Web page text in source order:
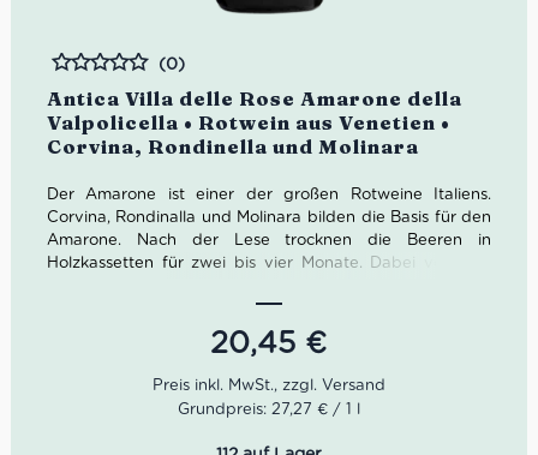
Antica Villa delle Rose Amarone della
Valpolicella • Rotwein aus Venetien •
Corvina, Rondinella und Molinara
Bewertet
(0)
Der Amarone ist einer der großen Rotweine Italiens.
Corvina, Rondinalla und Molinara bilden die Basis für den
Amarone. Nach der Lese trocknen die Beeren in
Holzkassetten für zwei bis vier Monate. Dabei verlieren
Der Amarone della Valpolicella von Antica Villa delle
Rose ist einer unserer Geheimtipps. Der Villa delle Rose
Amarone hat ein üppiges Bouquet und einen herrlich
konzentrierten Geschmack.
20,45 €
Grundpreis: 27,27 € / 1 l